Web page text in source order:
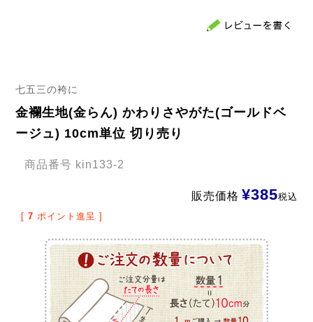
七五三の袴に
金襴生地(金らん) かわりさやがた(ゴールドベ
ージュ) 10cm単位 切り売り
商品番号 kin133-2
販売価格 ¥385税込
[ 7 ポイント進呈 ]